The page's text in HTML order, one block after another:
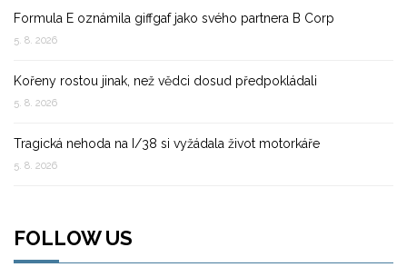
Formula E oznámila giffgaf jako svého partnera B Corp
5. 8. 2026
Kořeny rostou jinak, než vědci dosud předpokládali
5. 8. 2026
Tragická nehoda na I/38 si vyžádala život motorkáře
5. 8. 2026
FOLLOW US